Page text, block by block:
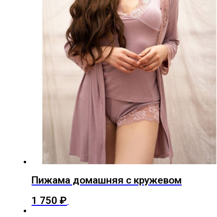
Пижама домашняя с кружевом
1 750₽